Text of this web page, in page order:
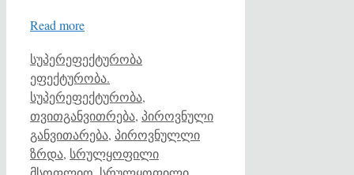
Read more
Categories
სუპერეფექტურობაTags
ეფექტურობა.
სუპერეფექტურობა,
თვითგანვითრება, პიროვნული
განვითარება, პიროვნულლი
ზრდა, სრულყოფილი